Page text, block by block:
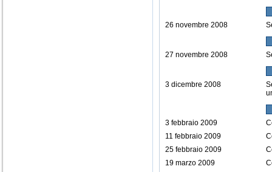
26 novembre 2008
27 novembre 2008
3 dicembre 2008
3 febbraio 2009
11 febbraio 2009
25 febbraio 2009
19 marzo 2009